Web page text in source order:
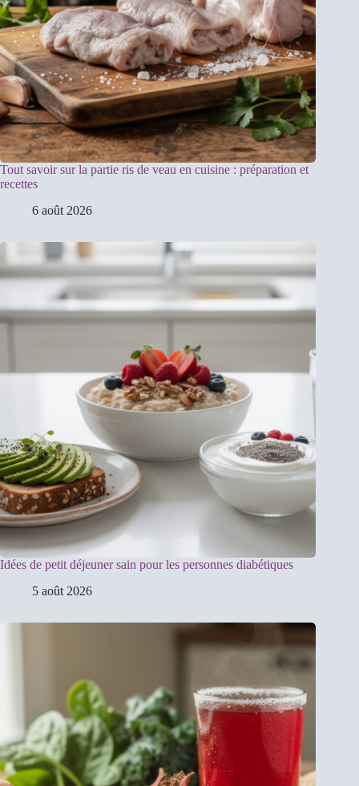
Tout savoir sur la partie ris de veau en cuisine : préparation et
recettes
6 août 2026
Idées de petit déjeuner sain pour les personnes diabétiques
5 août 2026